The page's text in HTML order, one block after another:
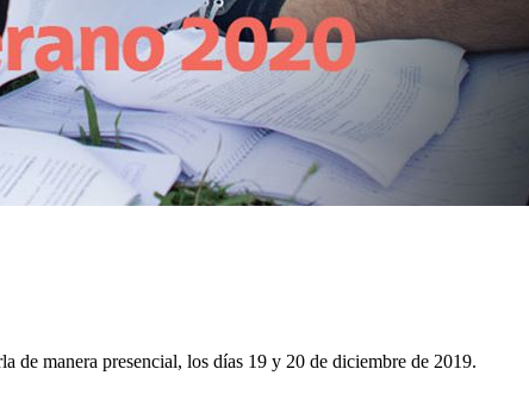
de manera presencial, los días 19 y 20 de diciembre de 2019.